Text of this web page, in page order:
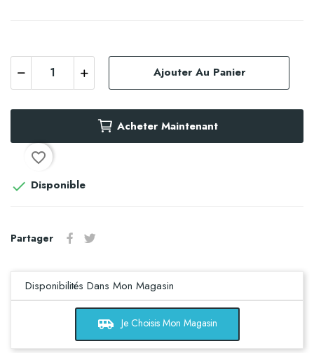
Ajouter Au Panier
Acheter Maintenant
favorite_border
 Disponible
Partager
Disponibilités Dans Mon Magasin
airport_shuttle Je Choisis Mon Magasin